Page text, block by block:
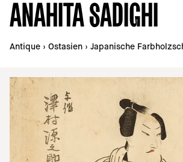
ANAHITA SADIGHI
Antique › Ostasien › Japanische